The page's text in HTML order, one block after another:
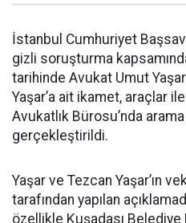
İstanbul Cumhuriyet
gizli soruşturma
tarihinde Avukat Umut
Yaşar’a ait ikamet, araçlar
Avukatlık Bürosu’nda
gerçekleştirildi.
Yaşar ve Tezcan Yaşar’ın
tarafından yapılan
özellikle Kuşadası Belediye